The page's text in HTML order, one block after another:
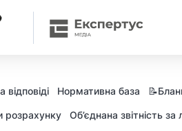
відповіді Нормативна база
розрахунку
Об’єднана звітність